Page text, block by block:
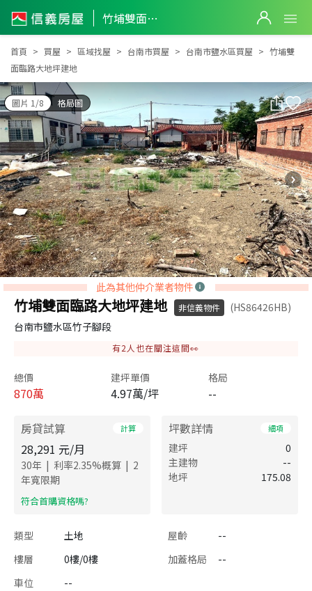
竹埔雙面臨路大地坪建地
竹埔雙面臨路大地坪建地
首頁 買屋 區域找屋 台南市買屋 台南市鹽水區買屋
竹埔雙
面臨路大地坪建地
圖片 1/8 格局圖
此為其他仲介業者物件
竹埔雙面臨路大地坪建地 非信義物件
(HS86426HB)
台南市鹽水區竹子腳段
有2 人也在關注這間👀
總價
870萬
建坪單價
4.97萬/坪
格局
--
房貸試算 計算
28,291 元/月
30年 | 利率2.35%概算 | 2
年寬限期
​符合首購資格嗎?
坪數詳情 細項
建坪
0
主建物
--
地坪
175.08
類型 土地 屋齡
--
樓層
0樓/0樓 加蓋格局
--
車位
--